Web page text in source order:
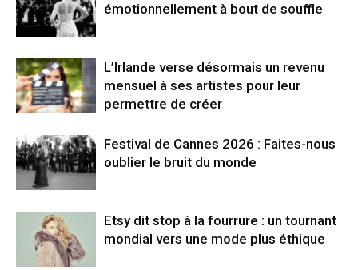
émotionnellement à bout de souffle
L’Irlande verse désormais un revenu
mensuel à ses artistes pour leur
permettre de créer
Festival de Cannes 2026 : Faites-nous
oublier le bruit du monde
Etsy dit stop à la fourrure : un tournant
mondial vers une mode plus éthique